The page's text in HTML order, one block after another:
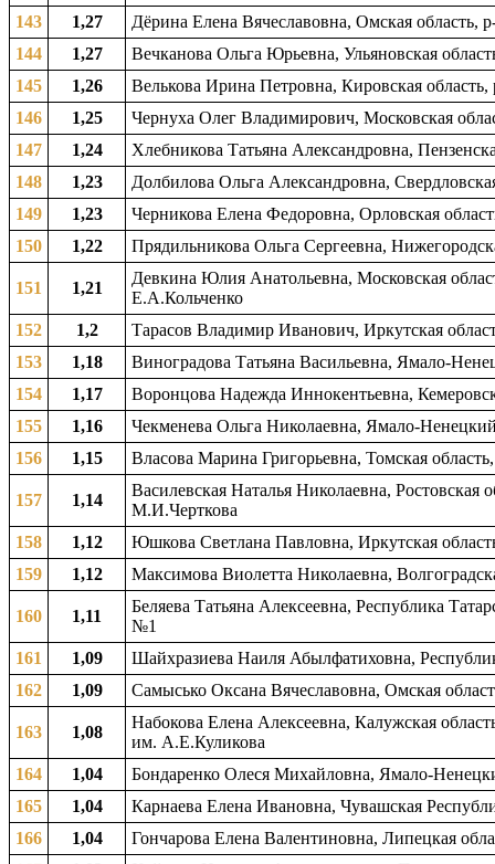
143
1,27
Дёрина Елена Вячеславовна, Омская область,
144
1,27
Вечканова Ольга Юрьевна, Ульяновская
145
1,26
Велькова Ирина Петровна, Кировская
146
1,25
Чернуха Олег Владимирович, Московская
147
1,24
Хлебникова Татьяна Александровна,
148
1,23
Долбилова Ольга Александровна,
149
1,23
Черникова Елена Федоровна, Орловская
150
1,22 Прядильникова Ольга Сергеевна,
151 1,21
Девкина Юлия Анатольевна, Московская
Е.А.Кольченко
152
1,2
Тарасов Владимир Иванович, Иркутская
153
1,18
Виноградова Татьяна Васильевна, Ямало-
154
1,17
Воронцова Надежда Иннокентьевна,
155
1,16
Чекменева Ольга Николаевна, Ямало-
156
1,15 Власова Марина Григорьевна, Томская
157 1,14
Василевская Наталья Николаевна, Ростовская
М.И.Черткова
158
1,12
Юшкова Светлана Павловна, Иркутская
159
1,12 Максимова Виолетта Николаевна,
160 1,11
Беляева Татьяна Алексеевна, Республика
№1
161
1,09
Шайхразиева Наиля Абылфатиховна,
162
1,09 Самысько Оксана Вячеславовна, Омская
163 1,08
Набокова Елена Алексеевна, Калужская
им. А.Е.Куликова
164
1,04
Бондаренко Олеся Михайловна, Ямало-
165
1,04
Карнаева Елена Ивановна, Чувашская
166
1,04
Гончарова Елена Валентиновна, Липецкая